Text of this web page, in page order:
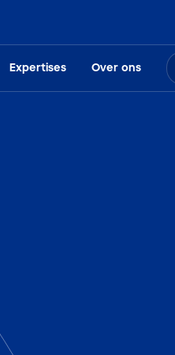
Expertises Over ons